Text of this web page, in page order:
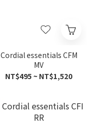
Cordial essentials CFM
MV
NT$495 ~ NT$1,520